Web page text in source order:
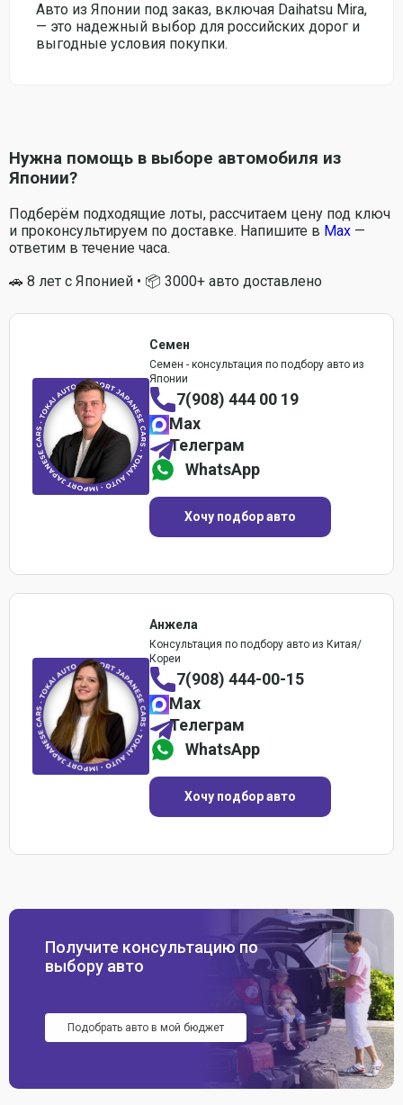
Авто из Японии под заказ, включая Daihatsu Mira,
— это надежный выбор для российских дорог и
выгодные условия покупки.
Нужна помощь в выборе автомобиля из
Японии?
Подберём подходящие лоты, рассчитаем цену под ключ
и проконсультируем по доставке. Напишите в Max —
ответим в течение часа.
🚗 8 лет с Японией • 📦 3000+ авто доставлено
Семен
Семен - консультация по подбору авто из
Японии
7(908) 444 00 19
Max
Телеграм
WhatsApp
Хочу подбор авто
Анжела
Консультация по подбору авто из Китая/
Кореи
7(908) 444-00-15
Max
Телеграм
WhatsApp
Хочу подбор авто
Получите консультацию по
выбору авто
Подобрать авто в мой бюджет